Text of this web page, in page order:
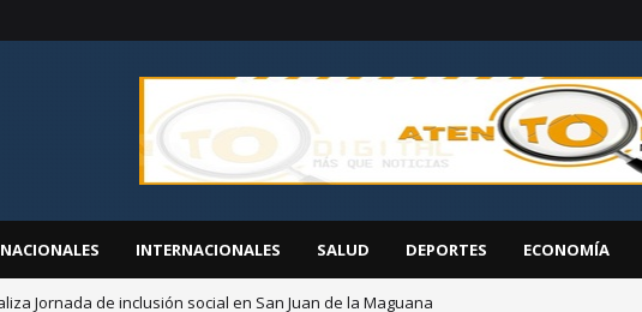
NACIONALES INTERNACIONALES SALUD DEPORTES ECONOMÍA